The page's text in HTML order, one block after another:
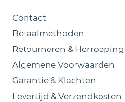
Contact
Betaalmethoden
Retourneren &
Algemene Voorwaarden
Garantie & Klachten
Levertijd & Verzendkosten